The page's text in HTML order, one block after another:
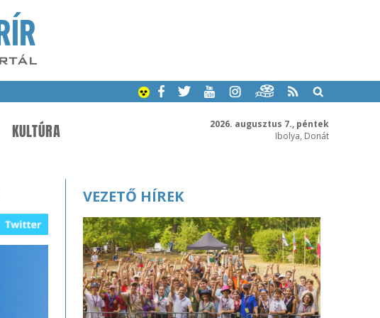
2026. augusztus 7., péntek
Ibolya, Donát
KULTÚRA
VEZETŐ HÍREK